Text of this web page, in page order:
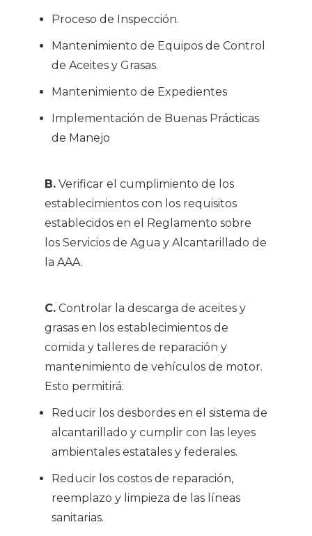
Proceso de Inspección.
Mantenimiento de Equipos de Control
de Aceites y Grasas.
Mantenimiento de Expedientes
Implementación de Buenas Prácticas
de Manejo
B. Verificar el cumplimiento de los
establecimientos con los requisitos
establecidos en el Reglamento sobre
los Servicios de Agua y Alcantarillado de
la AAA.
C. Controlar la descarga de aceites y
grasas en los establecimientos de
comida y talleres de reparación y
mantenimiento de vehículos de motor.
Esto permitirá:
Reducir los desbordes en el sistema de
alcantarillado y cumplir con las leyes
ambientales estatales y federales.
Reducir los costos de reparación,
reemplazo y limpieza de las líneas
sanitarias.